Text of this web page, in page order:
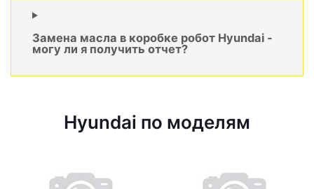
Замена масла в коробке робот Hyundai -
могу ли я получить отчет?
Hyundai по моделям